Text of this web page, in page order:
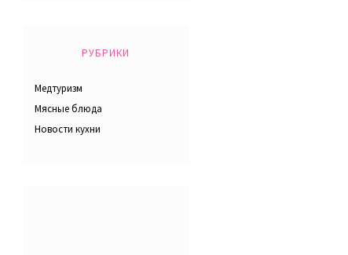
РУБРИКИ
Медтуризм
Мясные блюда
Новости кухни